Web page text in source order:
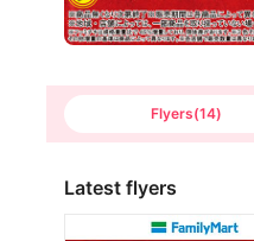
Flyers(14)
Latest flyers